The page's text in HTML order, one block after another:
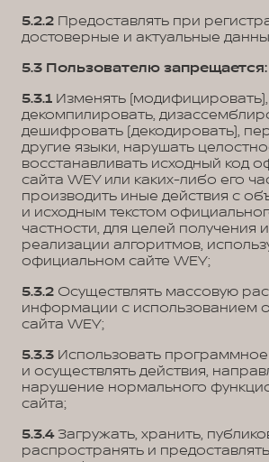
5.2.2 Предоставлять при
достоверные и актуальные
5.3 Пользователю запрещается:
5.3.1 Изменять (модифицировать),
декомпилировать,
дешифровать (декодировать),
другие языки, нарушать
восстанавливать исходный код
сайта WEY или каких-либо его
производить иные действия с
и исходным текстом
частности, для целей
реализации алгоритмов,
официальном сайте WEY;
5.3.2 Осуществлять массовую
информации с использованием
сайта WEY;
5.3.3 Использовать
и осуществлять действия,
нарушение нормального
сайта;
5.3.4Загружать, хранить,
распространять и